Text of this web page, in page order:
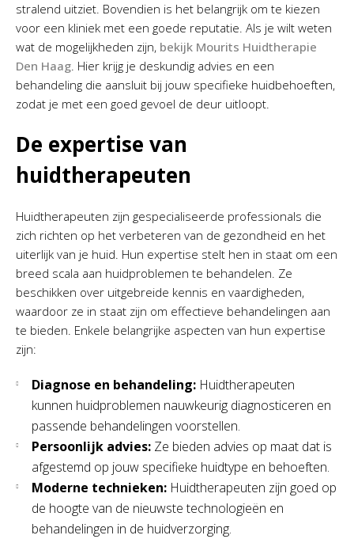
stralend uitziet. Bovendien is het belangrijk om te kiezen
voor een kliniek met een goede reputatie. Als je wilt weten
wat de mogelijkheden zijn, bekijk Mourits Huidtherapie
Den Haag. Hier krijg je deskundig advies en een
behandeling die aansluit bij jouw specifieke huidbehoeften,
zodat je met een goed gevoel de deur uitloopt.
De expertise van
huidtherapeuten
Huidtherapeuten zijn gespecialiseerde professionals die
zich richten op het verbeteren van de gezondheid en het
uiterlijk van je huid. Hun expertise stelt hen in staat om een
breed scala aan huidproblemen te behandelen. Ze
beschikken over uitgebreide kennis en vaardigheden,
waardoor ze in staat zijn om effectieve behandelingen aan
te bieden. Enkele belangrijke aspecten van hun expertise
zijn:
Diagnose en behandeling: Huidtherapeuten
kunnen huidproblemen nauwkeurig diagnosticeren en
passende behandelingen voorstellen.
Persoonlijk advies: Ze bieden advies op maat dat is
afgestemd op jouw specifieke huidtype en behoeften.
Moderne technieken: Huidtherapeuten zijn goed op
de hoogte van de nieuwste technologieën en
behandelingen in de huidverzorging.